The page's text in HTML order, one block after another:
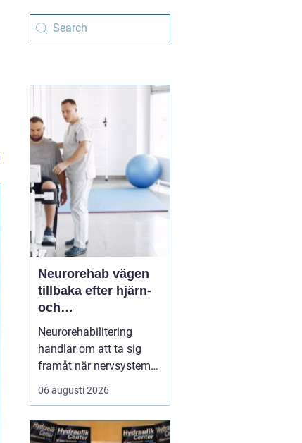
Neurorehab vägen
tillbaka efter hjärn-
och
ryggmärgsskador
Neurorehabilitering
handlar om att ta sig
framåt när nervsystemet
har skadats eller
påverkats av sjukdom.
funktion, stärka det som
06 augusti 2026